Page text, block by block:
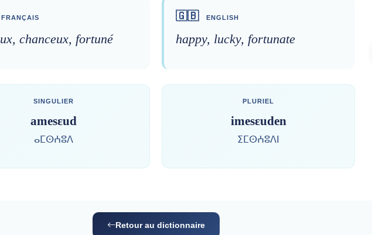
FRANÇAIS
chanceux, fortuné
🇬🇧 ENGLISH
happy, lucky, fortunate
SINGULIER
amesɛud
ⴰⵎⵙⵄⵓⴷ
PLURIEL
imesɛuden
ⵉⵎⵙⵄⵓⴷⵏ
Retour au dictionnaire